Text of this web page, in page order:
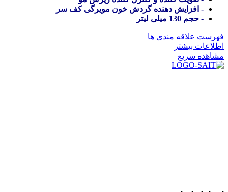
- افزایش دهنده گردش خون مویرگی کف سر
- حجم 130 میلی لیتر
فهرست علاقه مندی ها
اطلاعات بیشتر
مشاهده سریع